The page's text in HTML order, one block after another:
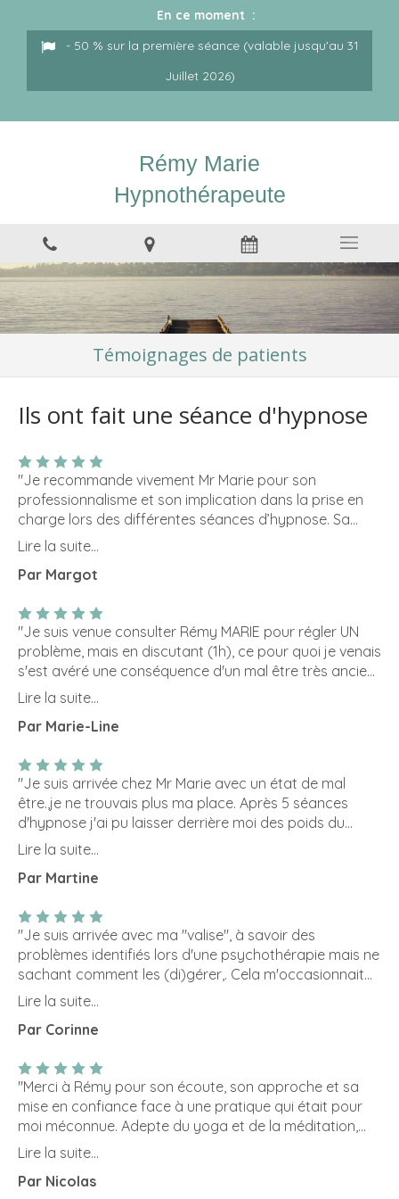
En ce moment :
- 50 % sur la première séance (valable jusqu'au 31
Juillet 2026)
Rémy Marie
Hypnothérapeute
Témoignages de patients
Ils ont fait une séance d'hypnose
"Je recommande vivement Mr Marie pour son
professionnalisme et son implication dans la prise en
charge lors des différentes séances d’hypnose. Sa
pratique est exceptionnelle et ses bienfaits sont
retrouver la sérénité et laisser s’éloigner l’anxiété , c’est
Lire la suite...
Par Margot
"Je suis venue consulter Rémy MARIE pour régler UN
problème, mais en discutant (1h), ce pour quoi je venais
s'est avéré une conséquence d'un mal être très ancien.
Rémy est à l'écoute, pose les bonnes question, explique
le ou les vrais maux. Après son diagnostic il explique ce
séance, je suis ressortie détendue, bien dans ma tête
et mon corps. Rémy est une personne en qui j'ai
confiance, je suis certaine qu'il va vraiment m'aider à
régler mes problèmes, je le conseille à 100%."
Lire la suite...
Par Marie-Line
"Je suis arrivée chez Mr Marie avec un état de mal
être.,je ne trouvais plus ma place. Après 5 séances
d'hypnose j'ai pu laisser derrière moi des poids du
passé. J'ai retrouvé confiance et estime de soi. Je me
Remy de m'avoir aider dans ma démarche, pour votre
recommande cette thérapie et surtout Mr Marie "
Lire la suite...
Par Martine
"Je suis arrivée avec ma "valise", à savoir des
problèmes identifiés lors d'une psychothérapie mais ne
sachant comment les (di)gérer,. Cela m'occasionnait
un mal-être. Au fil des séances j'ai retrouvé de la
pleinement répondu à mes attentes. Elle m'a permis de
vers mon chemin de vie dans un climat
d'apaisement. Rémy MARIE est encourageant, à
l'écoute et d'une grande bienveillance. Je le
recommande vivement."
Lire la suite...
Par Corinne
"Merci à Rémy pour son écoute, son approche et sa
mise en confiance face à une pratique qui était pour
moi méconnue. Adepte du yoga et de la méditation,
l'hypnose m'a permis de découvrir la réalité de mon
et une plus grande confiance en moi. Certes, tout n'est
Lire la suite...
Par Nicolas